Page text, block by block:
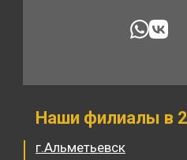
г.Альметьевск
Наши филиалы в